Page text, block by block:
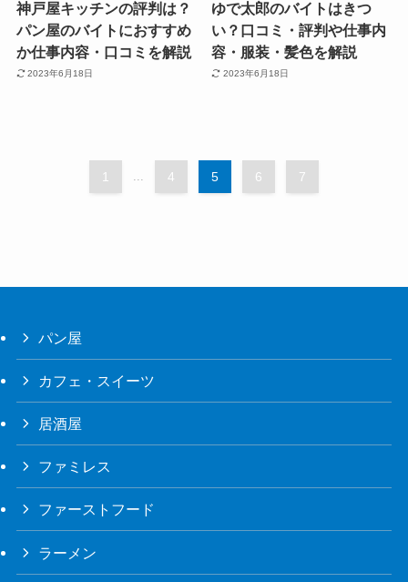
神戸屋キッチンの評判は？
パン屋のバイトにおすすめ
か仕事内容・口コミを解説
2023年6月18日
ゆで太郎のバイトはきつ
い？口コミ・評判や仕事内
容・服装・髪色を解説
2023年6月18日
1 ... 4 5 6 7
パン屋
カフェ・スイーツ
居酒屋
ファミレス
ファーストフード
ラーメン